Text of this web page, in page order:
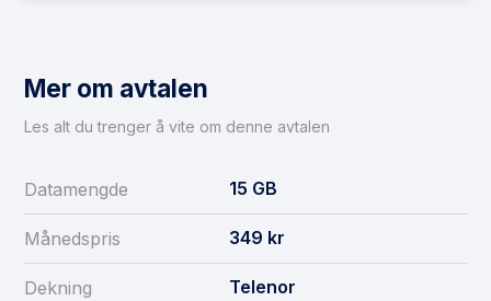
Mer om avtalen
Les alt du trenger å vite om denne avtalen
Datamengde 15 GB
Månedspris 349 kr
Dekning Telenor